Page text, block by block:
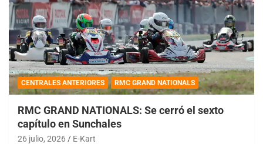
CENTRALES ANTERIORES RMC GRAND NATIONALS
RMC GRAND NATIONALS: Se cerró el sexto
capítulo en Sunchales
26 julio, 2026 E-Kart